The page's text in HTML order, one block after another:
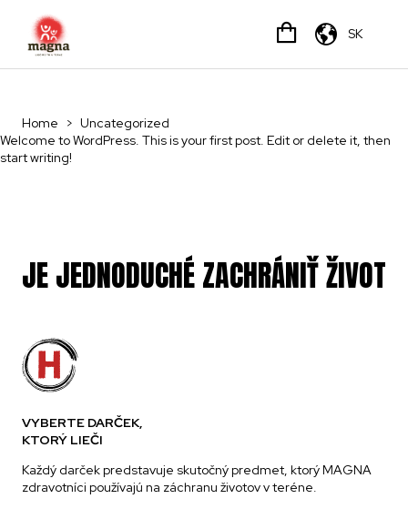
SK
Home > Uncategorized
Welcome to WordPress. This is your first post. Edit or delete it, then
start writing!
JE JEDNODUCHÉ ZACHRÁNIŤ ŽIVOT
VYBERTE DARČEK,
KTORÝ LIEČI
Každý darček predstavuje skutočný predmet, ktorý MAGNA
zdravotníci používajú na záchranu životov v teréne.